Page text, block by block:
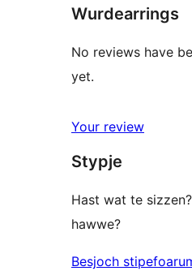
Wurdearrings
No reviews have
yet.
Your review
Stypje
Hast wat te
hawwe?
Besjoch